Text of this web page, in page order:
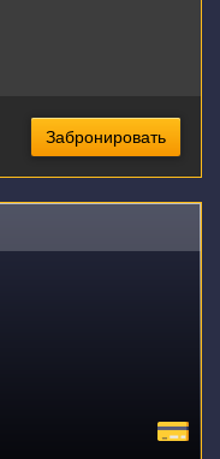
Забронировать